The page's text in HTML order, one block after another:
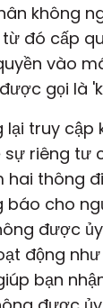
không
đó cấp
vào
gọi là
lại truy cập
sự riêng tư
hai thông
báo cho
được
động
bạn